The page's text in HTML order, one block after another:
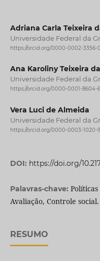
Adriana Carla Teixeira
Universidade Federal da
https://orcid.org/0000-0002-3356-
Ana Karoliny Teixeira
Universidade Federal da
https://orcid.org/0000-0001-8604-
Vera Luci de Almeida
Universidade Federal da
https://orcid.org/0000-0003-1020-
DOI: https://doi.org/
Palavras-chave:
Avaliação, Controle social.
RESUMO